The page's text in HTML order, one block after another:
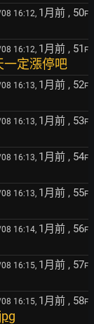
16:12, 1月前 , 50F
16:12, 1月前 , 51 F
一定漲停吧
16:13, 1月前 , 52F
16:13, 1月前 , 53F
16:13, 1月前 , 54F
16:13, 1月前 , 55F
16:14, 1月前 , 56F
16:15, 1月前 , 57F
16:15, 1月前 , 58F